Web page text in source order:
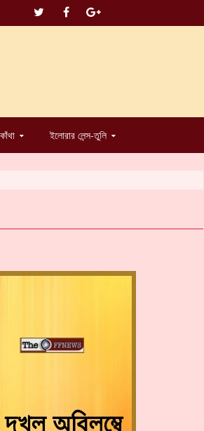
ইলোরার লেন্স-তুলি